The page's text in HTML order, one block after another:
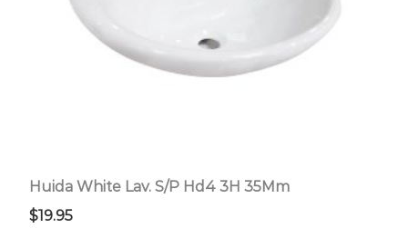
Huida White Lav. S/P Hd4 3H 35Mm
$19.95